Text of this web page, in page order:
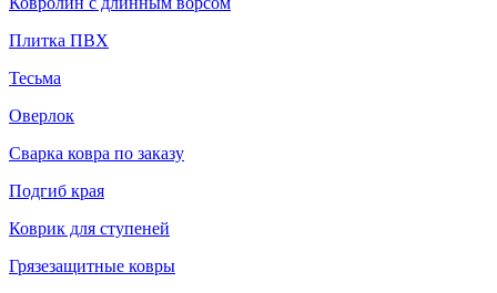
Плитка ПВХ
Тесьма
Оверлок
Сварка ковра по заказу
Подгиб края
Коврик для ступеней
Грязезащитные ковры